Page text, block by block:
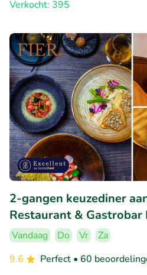
Verkocht: 395
2-gangen keuzediner
Restaurant & Gastrobar
Vandaag Do Vr
Za
9.6
Perfect • 60